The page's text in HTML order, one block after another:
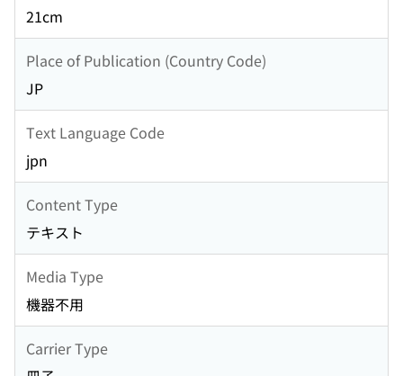
21cm
Place of Publication (Country Code)
JP
Text Language Code
jpn
Content Type
テキスト
Media Type
機器不用
Carrier Type